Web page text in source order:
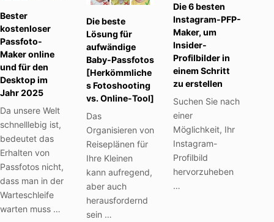
Bester
kostenloser
Passfoto-
Maker online
und für den
Desktop im
Jahr 2025
Da unsere Welt
schnelllebig ist,
bedeutet das
Erhalten von
Passfotos nicht,
dass man in der
Warteschleife
warten muss …
Die beste
Lösung für
aufwändige
Baby-Passfotos
[Herkömmliche
s Fotoshooting
vs. Online-Tool]
Das
Organisieren von
Reiseplänen für
Ihre Kleinen
kann aufregend,
aber auch
herausfordernd
sein …
Die 6 besten
Instagram-PFP-
Maker, um
Insider-
Profilbilder in
einem Schritt
zu erstellen
Suchen Sie nach
einer
Möglichkeit, Ihr
Instagram-
Profilbild
hervorzuheben
…